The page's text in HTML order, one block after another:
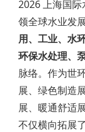
2026 上海国
领全球水业发
用、工业、水
环保水处理、
脉络。作为世
展、绿色制造
展、暖通舒适
不仅横向拓展